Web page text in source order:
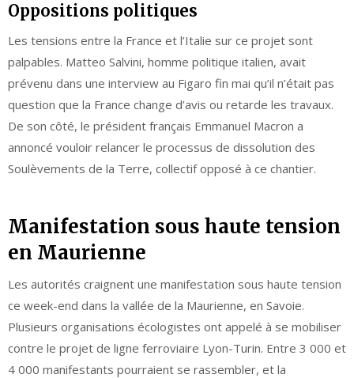
Oppositions politiques
Les tensions entre la France et l’Italie sur ce projet sont
palpables. Matteo Salvini, homme politique italien, avait
prévenu dans une interview au Figaro fin mai qu’il n’était pas
question que la France change d’avis ou retarde les travaux.
De son côté, le président français Emmanuel Macron a
annoncé vouloir relancer le processus de dissolution des
Soulèvements de la Terre, collectif opposé à ce chantier.
Manifestation sous haute tension
en Maurienne
Les autorités craignent une manifestation sous haute tension
ce week-end dans la vallée de la Maurienne, en Savoie.
Plusieurs organisations écologistes ont appelé à se mobiliser
contre le projet de ligne ferroviaire Lyon-Turin. Entre 3 000 et
4 000 manifestants pourraient se rassembler, et la